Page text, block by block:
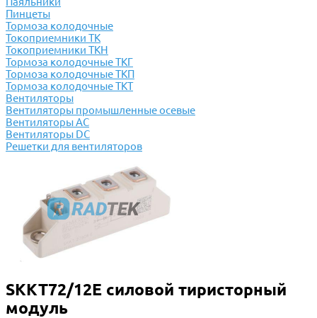
Пинцеты
Тормоза колодочные
Токоприемники ТК
Токоприемники ТКН
Тормоза колодочные ТКГ
Тормоза колодочные ТКП
Тормоза колодочные ТКТ
Вентиляторы
Вентиляторы промышленные осевые
Вентиляторы АС
Вентиляторы DC
Решетки для вентиляторов
SKKT72/12E силовой тиристорный
модуль